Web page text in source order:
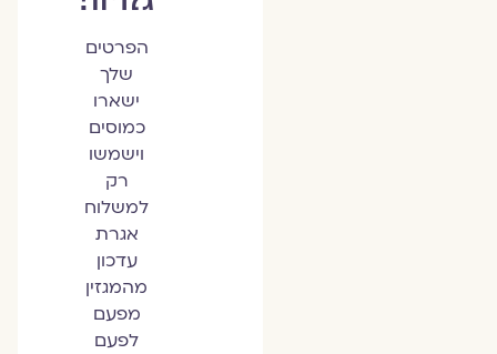
הפרטים
שלך
ישארו
כמוסים
וישמשו
רק
למשלוח
אגרת
עדכון
מהמגזין
מפעם
לפעם